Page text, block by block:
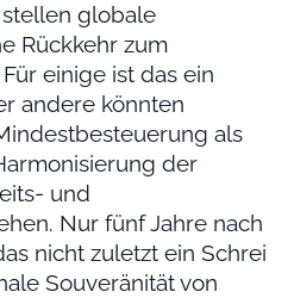
globale
Rückkehr zum
einige ist das ein
andere könnten
als
der
und
Nur fünf Jahre nach
nicht zuletzt ein Schrei
Souveränität von